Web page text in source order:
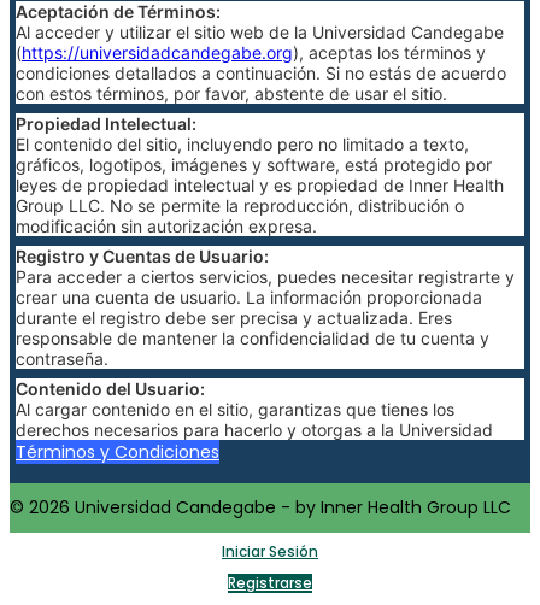
Aceptación de Términos:
Al acceder y utilizar el sitio web de la Universidad Candegabe
(https://universidadcandegabe.org), aceptas los términos y
condiciones detallados a continuación. Si no estás de acuerdo
con estos términos, por favor, abstente de usar el sitio.
Propiedad Intelectual:
El contenido del sitio, incluyendo pero no limitado a texto,
gráficos, logotipos, imágenes y software, está protegido por
leyes de propiedad intelectual y es propiedad de Inner Health
Group LLC. No se permite la reproducción, distribución o
modificación sin autorización expresa.
Registro y Cuentas de Usuario:
Para acceder a ciertos servicios, puedes necesitar registrarte y
crear una cuenta de usuario. La información proporcionada
durante el registro debe ser precisa y actualizada. Eres
responsable de mantener la confidencialidad de tu cuenta y
contraseña.
Contenido del Usuario:
Al cargar contenido en el sitio, garantizas que tienes los
derechos necesarios para hacerlo y otorgas a la Universidad
Candegabe una licencia no exclusiva para usar, reproducir,
modificar y distribuir dicho contenido.
Política de Pago:
Las tarifas y condiciones de pago para cursos o servicios
adicionales se detallarán en la sección de pagos del sitio web. Al
realizar un pago, aceptas cumplir con dichas condiciones.
Cancelación y Reembolso:
Términos y Condiciones
© 2026 Universidad Candegabe - by Inner Health Group LLC
Iniciar Sesión
Registrarse